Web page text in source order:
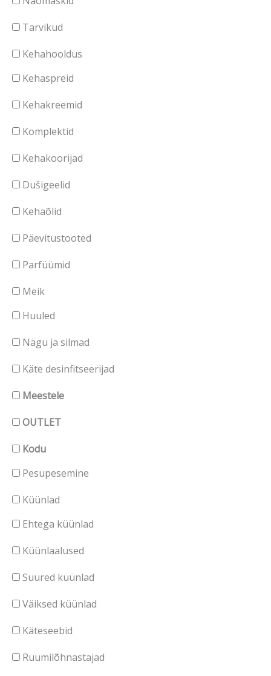
Tarvikud
Kehahooldus
Kehaspreid
Kehakreemid
Komplektid
Kehakoorijad
Dušigeelid
Kehaõlid
Päevitustooted
Parfüümid
Meik
Huuled
Nägu ja silmad
Käte desinfitseerijad
Meestele
OUTLET
Kodu
Pesupesemine
Küünlad
Ehtega küünlad
Küünlaalused
Suured küünlad
Väiksed küünlad
Käteseebid
Ruumilõhnastajad